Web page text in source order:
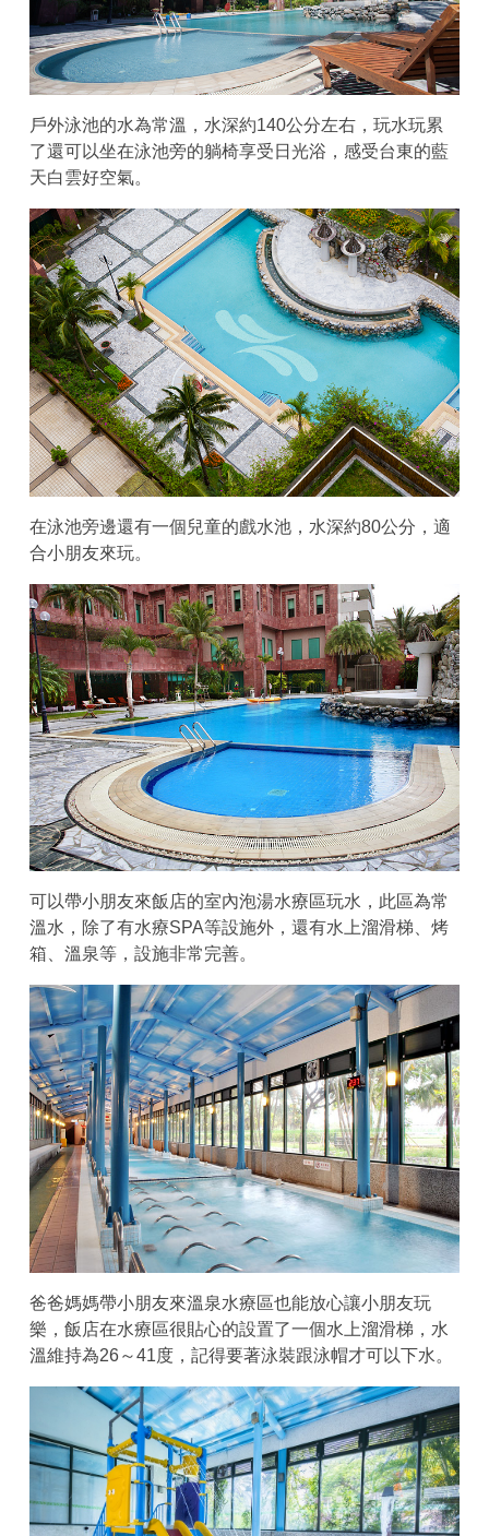
戶外泳池的水為常溫，水深約140公分左右，玩水玩累
了還可以坐在泳池旁的躺椅享受日光浴，感受台東的藍
天白雲好空氣。
在泳池旁邊還有一個兒童的戲水池，水深約80公分，適
合小朋友來玩。
可以帶小朋友來飯店的室內泡湯水療區玩水，此區為常
溫水，除了有水療SPA等設施外，還有水上溜滑梯、烤
箱、溫泉等，設施非常完善。
爸爸媽媽帶小朋友來溫泉水療區也能放心讓小朋友玩
樂，飯店在水療區很貼心的設置了一個水上溜滑梯，水
溫維持為26～41度，記得要著泳裝跟泳帽才可以下水。